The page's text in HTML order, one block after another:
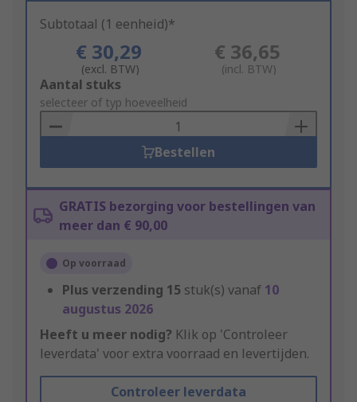
Subtotaal (1 eenheid)*
€ 30,29
(excl. BTW)
€ 36,65
(incl. BTW)
Add
to
Basket
Aantal stuks
selecteer of typ hoeveelheid
Bestellen
GRATIS bezorging voor bestellingen van
meer dan € 90,00
Op voorraad
Plus verzending 15 stuk(s) vanaf 10
augustus 2026
Heeft u meer nodig? Klik op 'Controleer
leverdata' voor extra voorraad en levertijden.
Controleer leverdata